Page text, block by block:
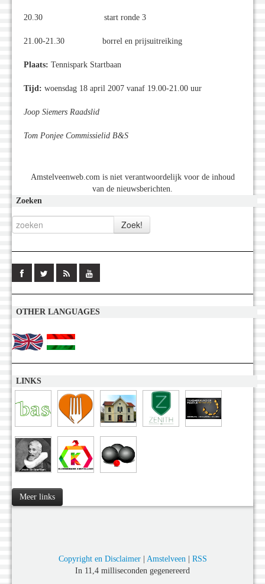
20.30 start ronde 3
21.00-21.30 borrel en prijsuitreiking
Plaats: Tennispark Startbaan
Tijd: woensdag 18 april 2007 vanaf 19.00-21.00 uur
Joop Siemers Raadslid
Tom Ponjee Commissielid B&S
Amstelveenweb.com is niet verantwoordelijk voor de inhoud
van de nieuwsberichten.
Zoeken
OTHER LANGUAGES
LINKS
Meer links
Copyright en Disclaimer| Amstelveen| RSS
In 11,4 milliseconden gegenereerd